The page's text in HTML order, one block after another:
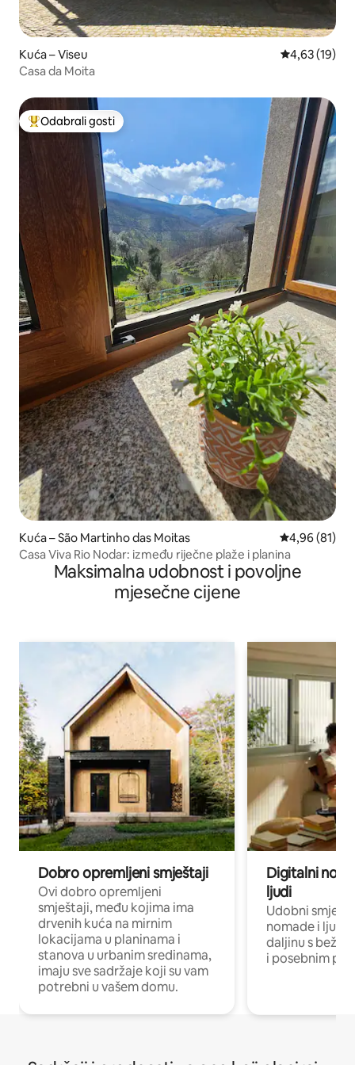
Kuća – Viseu Prosječna
4,63 (19)
Casa da Moita
Među najviše rangiranima s oznakom „Odabrali gosti”
Odabrali gosti
Kuća – São Martinho das Moitas Prosječna
4,96 (81)
Casa Viva Rio Nodar: između riječne plaže i planina
Maksimalna udobnost i povoljne
mjesečne cijene
Dobro opremljeni smještaji
Ovi dobro opremljeni
smještaji, među kojima ima
drvenih kuća na mirnim
lokacijama u planinama i
stanova u urbanim sredinama,
imaju sve sadržaje koji su vam
potrebni u vašem domu.
Digitalni
ljudi
Udobni
nomade i ljude
daljinu s
i posebnim